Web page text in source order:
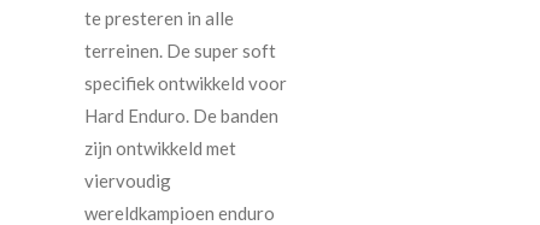
te presteren in alle
terreinen. De super soft
specifiek ontwikkeld voor
Hard Enduro. De banden
zijn ontwikkeld met
viervoudig
wereldkampioen enduro